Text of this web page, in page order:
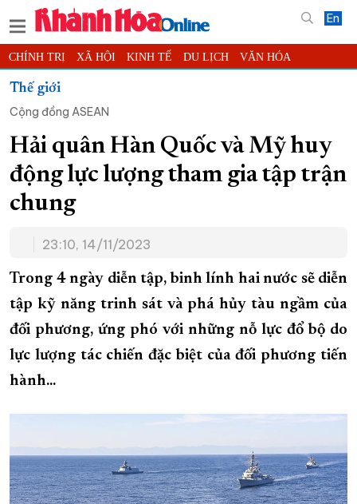
En
CHÍNH TRỊ XÃ HỘI KINH TẾ DU LỊCH VĂN HÓA
THỂ THAO
KHOA HỌC - CÔNG NGHỆ
THẾ GIỚI MULTIMEDIA VIDEO ĐỌC BÁO ONLINE
PODCAST THÔNG TIN - QUẢNG CÁO
QUY HOẠCH TỈNH KHÁNH HÒA
CHUNG TAY CẢI CÁCH HÀNH CHÍNH
XÂY DỰNG NÔNG THÔN MỚI LỊCH CẮT ĐIỆN
TÀU - XE - MÁY BAY
KỶ NIỆM 370 NĂM XÂY DỰNG VÀ PHÁT TRIỂN TỈNH KHÁNH HÒA
KHOẢNH KHẮC ĐẸP XỨ TRẦM
XÂY DỰNG KHÁNH HÒA TRỞ THÀNH THÀNH PHỐ TRỰC THUỘC
Thế giới
Cộng đồng ASEAN
Hải quân Hàn Quốc và Mỹ huy
động lực lượng tham gia tập trận
chung
23:10, 14/11/2023
Trong 4 ngày diễn tập, binh lính hai nước sẽ diễn
tập kỹ năng trinh sát và phá hủy tàu ngầm của
đối phương, ứng phó với những nỗ lực đổ bộ do
lực lượng tác chiến đặc biệt của đối phương tiến
hành...